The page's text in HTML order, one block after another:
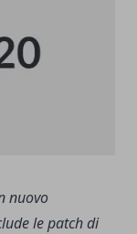
nuovo
le patch di